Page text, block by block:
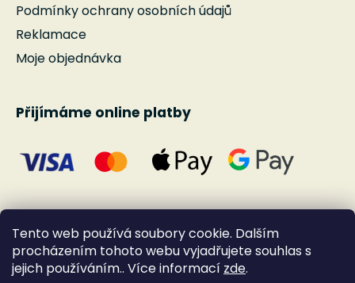
Tento web používá soubory cookie. Dalším
procházením tohoto webu vyjadřujete souhlas s
jejich používáním.. Více informací zde.
Podmínky ochrany osobních údajů
Reklamace
Moje objednávka
Přijímáme online platby